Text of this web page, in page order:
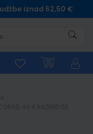
iznad 62,50 €